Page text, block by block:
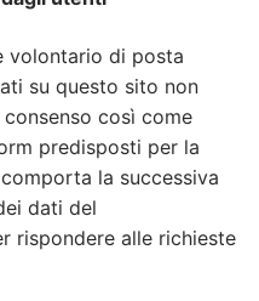
volontario di posta
su questo sito non
così come
predisposti per la
la successiva
dati del
rispondere alle richieste